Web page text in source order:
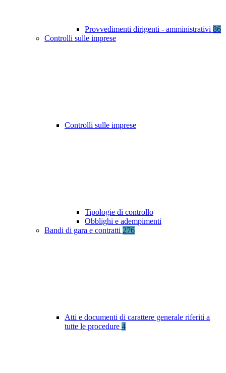
Provvedimenti dirigenti - amministrativi 86
Controlli sulle imprese
Controlli sulle imprese
Tipologie di controllo
Obblighi e adempimenti
Bandi di gara e contratti 276
Atti e documenti di carattere generale riferiti a
tutte le procedure 4